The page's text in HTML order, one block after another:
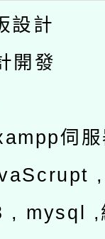
設計
開發
伺
mysql ,